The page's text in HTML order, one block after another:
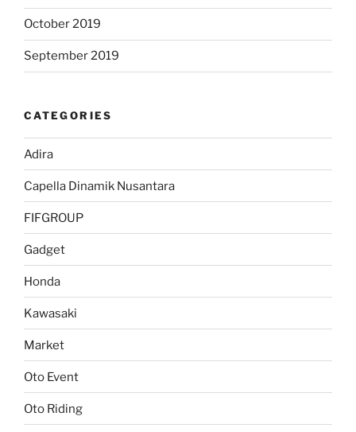
October 2019
September 2019
CATEGORIES
Adira
Capella Dinamik Nusantara
FIFGROUP
Gadget
Honda
Kawasaki
Market
Oto Event
Oto Riding